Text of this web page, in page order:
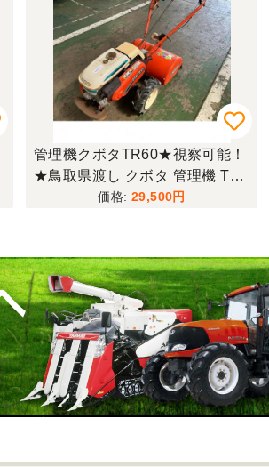
管理機クボタTR60★視察可能！
★鳥取県渡し クボタ 管理機 TR6
0 ガソリン 耕運機 農用トラクタ
29,500